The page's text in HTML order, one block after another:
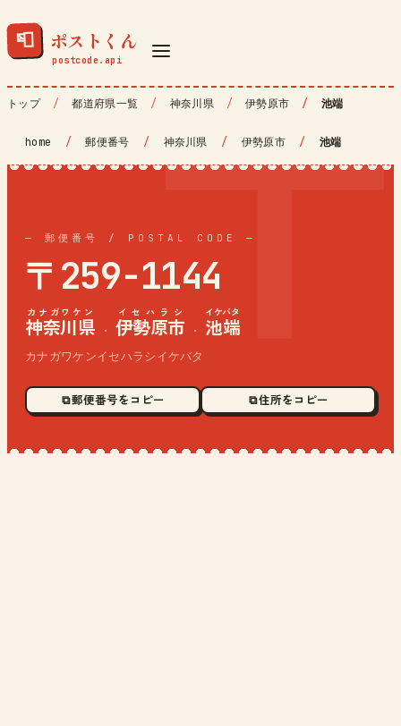
📮 ポストくん
トップ 都道府県一覧 神奈川県 伊勢原市 池端
home / 郵便番号 / 神奈川県 / 伊勢原市 / 池端
— 郵便番号 / POSTAL CODE —
〒259-1144
神奈川県
カナガワケン
· 伊勢原市
イセハラシ
· 池端
イケバタ
カナガワケンイセハラシイケバタ
⧉ 郵便番号をコピー ⧉ 住所をコピー